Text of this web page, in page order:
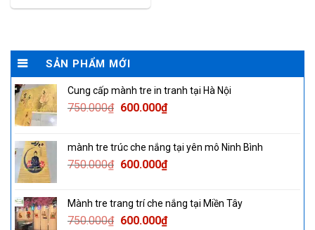
SẢN PHẨM MỚI
Cung cấp mành tre in tranh tại Hà Nội
750.000₫ Original
750.000₫.
600.000₫Current
600.000₫.
mành tre trúc che nắng tại yên mô Ninh Bình
750.000₫ Original
750.000₫.
600.000₫Current
600.000₫.
Mành tre trang trí che nắng tại Miền Tây
750.000₫ Original
600.000₫Current